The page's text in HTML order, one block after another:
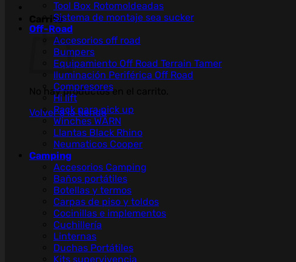
Carrito
No hay productos en el carrito.
Volver a la tienda
Tool Box Rotomoldeadas
Sistema de montaje sea sucker
Off-Road
Accesorios off road
Bumpers
Equipamiento Off Road Terrain Tamer
Iluminación Periférica Off Road
Compresores
Hi lift
Rack para pick up
Winches WARN
Llantas Black Rhino
Neumaticos Cooper
Camping
Accesorios Camping
Baños portátiles
Botellas y termos
Carpas de piso y toldos
Cocinillas e implementos
Cuchillería
Linternas
Duchas Portátiles
Kits supervivencia